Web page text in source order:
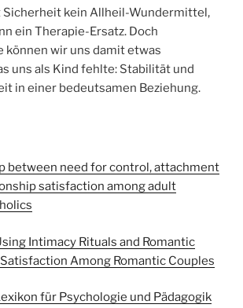
Sicherheit kein Allheil-Wundermittel,
ein Therapie-Ersatz. Doch
können wir uns damit etwas
uns als Kind fehlte: Stabilität und
in einer bedeutsamen Beziehung.
between need for control, attachment
satisfaction among adult
Intimacy Rituals and Romantic
Among Romantic Couples
für Psychologie und Pädagogik